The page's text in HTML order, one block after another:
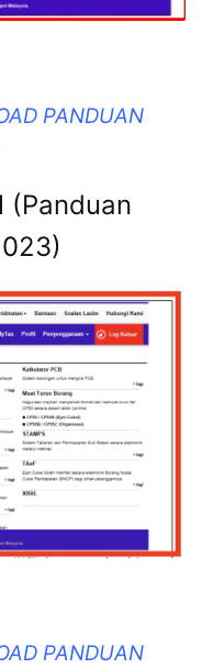
PANDUAN
(Panduan
PANDUAN